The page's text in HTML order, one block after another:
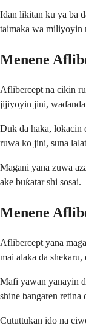
Idan likitan ku ya ba
taimaka wa miliyoyin
Menene
Aflibercept na cikin
jijiyoyin jini,
Duk da haka, lokacin
ruwa ko jini, suna
Magani yana zuwa
ake buƙatar shi sosai.
Menene
Aflibercept yana
mai alaƙa da
Mafi yawan yanayin
shine ɓangaren
Cututtukan ido na